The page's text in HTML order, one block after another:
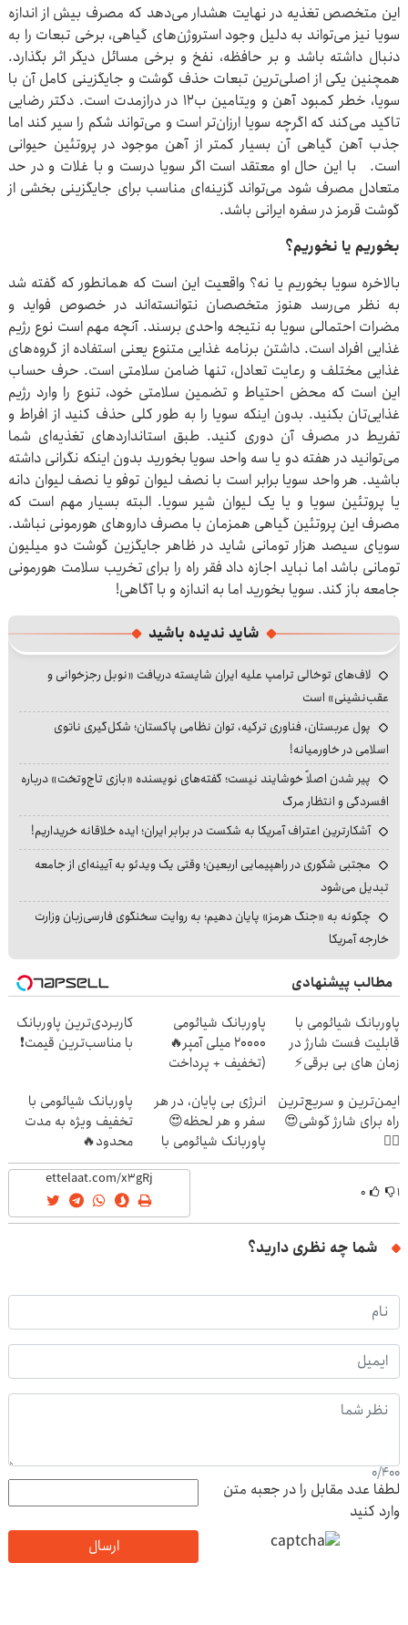
این متخصص تغذیه در نهایت هشدار می‌دهد که مصرف بیش از اندازه
سویا نیز می‌تواند به دلیل وجود استروژن‌های گیاهی، برخی تبعات را به
دنبال داشته باشد و بر حافظه، نفخ و برخی مسائل دیگر اثر بگذارد.
همچنین یکی از اصلی‌ترین تبعات حذف گوشت و جایگزینی کامل آن با
سویا، خطر کمبود آهن و ویتامین ب12 در درازمدت است. دکتر رضایی
تاکید می‌کند که اگرچه سویا ارزان‌تر است و می‌تواند شکم را سیر کند اما
جذب آهن گیاهی آن بسیار کمتر از آهن موجود در پروتئین حیوانی
است. با این حال او معتقد است اگر سویا درست و با غلات و در حد
متعادل مصرف شود می‌تواند گزینه‌ای مناسب برای جایگزینی بخشی از
گوشت قرمز در سفره ایرانی باشد.
بخوریم یا نخوریم؟
بالاخره سویا بخوریم یا نه؟ واقعیت این است که همانطور که گفته شد
به نظر می‌رسد هنوز متخصصان نتوانسته‌اند در خصوص فواید و
مضرات احتمالی سویا به نتیجه واحدی برسند. آنچه مهم است نوع رژیم
غذایی افراد است. داشتن برنامه غذایی متنوع یعنی استفاده از گروه‌های
غذایی مختلف و رعایت تعادل، تنها ضامن سلامتی است. حرف حساب
این است که محض احتیاط و تضمین سلامتی خود، تنوع را وارد رژیم
غذایی‌تان بکنید. بدون اینکه سویا را به طور کلی حذف کنید از افراط و
تفریط در مصرف آن دوری کنید. طبق استانداردهای تغذیه‌ای شما
می‌توانید در هفته دو یا سه واحد سویا بخورید بدون اینکه نگرانی داشته
باشید. هر واحد سویا برابر است با نصف لیوان توفو یا نصف لیوان دانه
یا پروتئین سویا و یا یک لیوان شیر سویا. البته بسیار مهم است که
مصرف این پروتئین گیاهی همزمان با مصرف داروهای هورمونی نباشد.
سویای سیصد هزار تومانی شاید در ظاهر جایگزین گوشت دو میلیون
تومانی باشد اما نباید اجازه داد فقر راه را برای تخریب سلامت هورمونی
جامعه باز کند. سویا بخورید اما به اندازه و با آگاهی!
شاید ندیده باشید
لاف‌های توخالی ترامپ علیه ایران شایسته دریافت «نوبل رجزخوانی و
عقب‌نشینی» است
پول عربستان، فناوری ترکیه، توان نظامی پاکستان؛ شکل‌گیری ناتوی
اسلامی در خاورمیانه!
پیر شدن اصلاً خوشایند نیست؛ گفته‌های نویسنده «بازی تاج‌وتخت» درباره
افسردگی و انتظار مرگ
آشکارترین اعتراف آمریکا به شکست در برابر ایران؛ ایده خلاقانه خریداریم!
مجتبی شکوری در راهپیمایی اربعین؛ وقتی یک ویدئو به آیینه‌ای از جامعه
تبدیل می‌شود
چگونه به «جنگ هرمز» پایان دهیم؛ به روایت سخنگوی فارسی‌زبان وزارت
خارجه آمریکا
مطالب پیشنهادی
پاوربانک شیائومی با
قابلیت فست شارژ در
زمان های بی برقی⚡
پاوربانک شیائومی
2۰۰۰۰ میلی آمپر🔥
(تخفیف + پرداخت
کاربردی‌ترین پاوربانک
با مناسب‌ترین قیمت❗
ایمن‌ترین و سریع‌ترین
راه برای شارژ گوشی😍
👌🏻
انرژی بی پایان، در هر
سفر و هر لحظه😍
پاوربانک شیائومی با
تخفیف ویژه🔥
پاوربانک شیائومی با
تخفیف ویژه به مدت
محدود🔥
۱ ۰
شما چه نظری دارید؟
0/400
لطفا عدد مقابل را در جعبه متن
وارد کنید
ارسال